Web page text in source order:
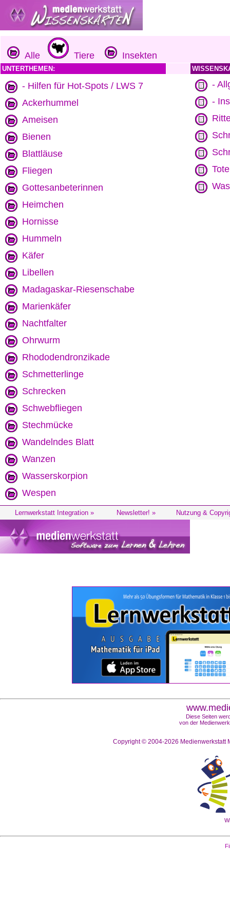
Alle Tiere Insekten
UNTERTHEMEN:
- Hilfen für Hot-Spots / LWS 7
Ackerhummel
Ameisen
Bienen
Blattläuse
Fliegen
Gottesanbeterinnen
Heimchen
Hornisse
Hummeln
Käfer
Libellen
Madagaskar-Riesenschabe
Marienkäfer
Nachtfalter
Ohrwurm
Rhododendronzikade
Schmetterlinge
Schrecken
Schwebfliegen
Stechmücke
Wandelndes Blatt
Wanzen
Wasserskorpion
Wespen
-
-
Lernwerkstatt Integration » Newsletter! » Nutzung &
Diese Seiten
von der
Copyright © 2004-2026 Medienwerkstatt